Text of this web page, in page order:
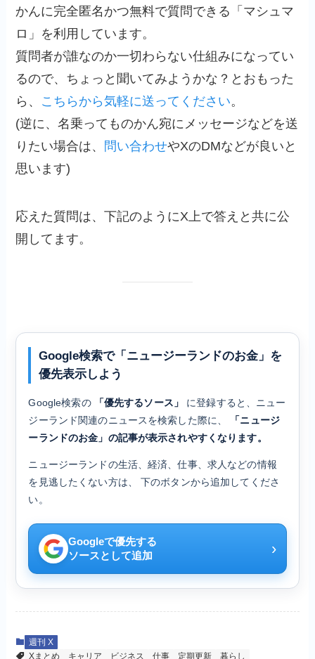
かんに完全匿名かつ無料で質問できる「マシュマ
ロ」を利用しています。
質問者が誰なのか一切わらない仕組みになってい
るので、ちょっと聞いてみようかな？とおもった
ら、 こちらから気軽に送ってください。
(逆に、名乗ってものかん宛にメッセージなどを送
りたい場合は、 問い合わせやXのDMなどが良いと
思います)
応えた質問は、下記のようにX上で答えと共に公
開してます。
Google検索で「ニュージーランドのお金」を
優先表示しよう
Google検索の 「優先するソース」
に登録すると、ニュー
ジーランド関連のニュースを検索した際に、
「ニュージ
ーランドのお金」の記事が表示されやすくなります。
ニュージーランドの生活、経済、仕事、求人などの情報
を見逃したくない方は、 下のボタンから追加してくださ
い。
Googleで優先する
ソースとして追加
›
週刊 X
Xまとめ
キャリア ビジネス 仕事 定期更新 暮らし